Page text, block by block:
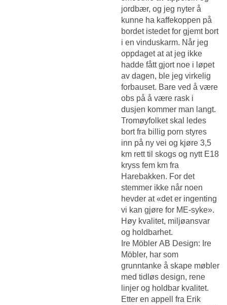
jordbær, og jeg nyter å
kunne ha kaffekoppen på
bordet istedet for gjemt bort
i en vinduskarm. Når jeg
oppdaget at at jeg ikke
hadde fått gjort noe i løpet
av dagen, ble jeg virkelig
forbauset. Bare ved å være
obs på å være rask i
dusjen kommer man langt.
Tromøyfolket skal ledes
bort fra billig porn styres
inn på ny vei og kjøre 3,5
km rett til skogs og nytt E18
kryss fem km fra
Harebakken. For det
stemmer ikke når noen
hevder at «det er ingenting
vi kan gjøre for ME-syke».
Høy kvalitet, miljøansvar
og holdbarhet.
Ire Möbler AB Design: Ire
Möbler, har som
grunntanke å skape møbler
med tidløs design, rene
linjer og holdbar kvalitet.
Etter en appell fra Erik